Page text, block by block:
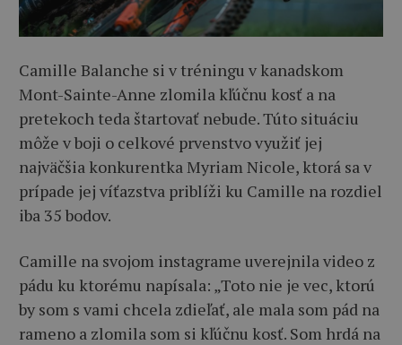
Camille Balanche si v tréningu v kanadskom
Mont-Sainte-Anne zlomila kľúčnu kosť a na
pretekoch teda štartovať nebude. Túto situáciu
môže v boji o celkové prvenstvo využiť jej
najväčšia konkurentka Myriam Nicole, ktorá sa v
prípade jej víťazstva priblíži ku Camille na rozdiel
iba 35 bodov.
Camille na svojom instagrame uverejnila video z
pádu ku ktorému napísala: „Toto nie je vec, ktorú
by som s vami chcela zdieľať, ale mala som pád na
rameno a zlomila som si kľúčnu kosť. Som hrdá na